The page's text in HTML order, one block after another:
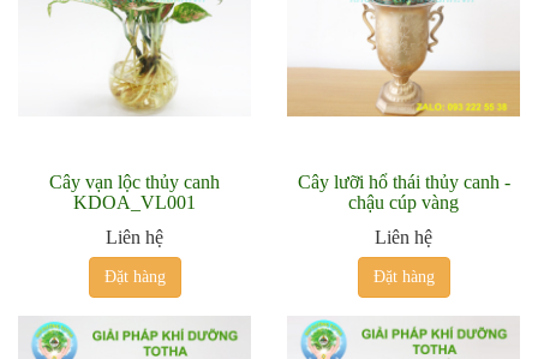
Cây vạn lộc thủy canh
KDOA_VL001
Liên hệ
Đặt hàng
Cây lưỡi hổ thái thủy canh -
chậu cúp vàng
Liên hệ
Đặt hàng